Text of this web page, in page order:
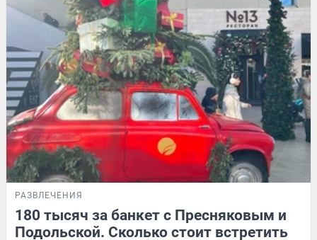
РАЗВЛЕЧЕНИЯ
180 тысяч за банкет с Пресняковым и
Подольской. Сколько стоит встретить